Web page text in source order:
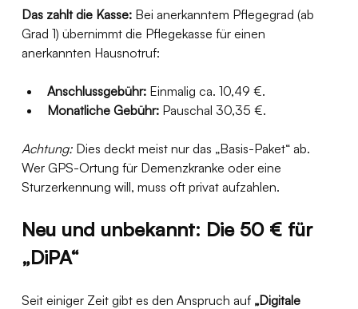
Das zahlt die Kasse: Bei anerkanntem Pflegegrad (ab
Grad 1) übernimmt die Pflegekasse für einen
anerkannten Hausnotruf:
Anschlussgebühr: Einmalig ca. 10,49 €.
Monatliche Gebühr: Pauschal 30,35 €.
Achtung: Dies deckt meist nur das „Basis-Paket“ ab.
Wer GPS-Ortung für Demenzkranke oder eine
Sturzerkennung will, muss oft privat aufzahlen.
Neu und unbekannt: Die 50 € für
„DiPA“
Seit einiger Zeit gibt es den Anspruch auf „Digitale